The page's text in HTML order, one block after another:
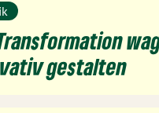
gestalten